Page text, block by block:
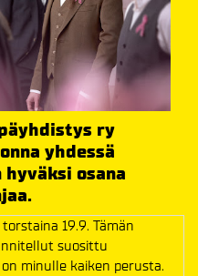
ry
yhdessä
osana
19.9. Tämän
suosittu
minulle kaiken perusta.